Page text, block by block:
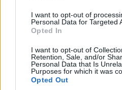
I want to opt-out of
Personal Data for Targeted
Opted In
I want to opt-out of
Retention, Sale, and/or
Personal Data that Is
Purposes for which it was
Opted Out